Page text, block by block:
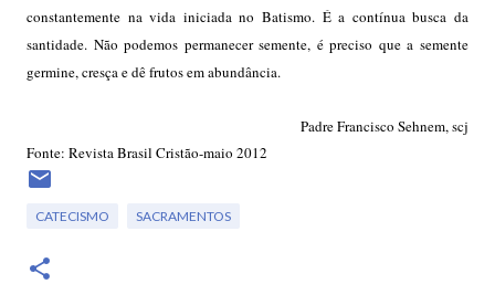
constantemente na vida iniciada no Batismo. É a contínua busca da
santidade. Não podemos permanecer semente, é preciso que a semente
germine, cresça e dê frutos em abundância.
Padre Francisco Sehnem, scj
Fonte: Revista Brasil Cristão-maio 2012
CATECISMO SACRAMENTOS